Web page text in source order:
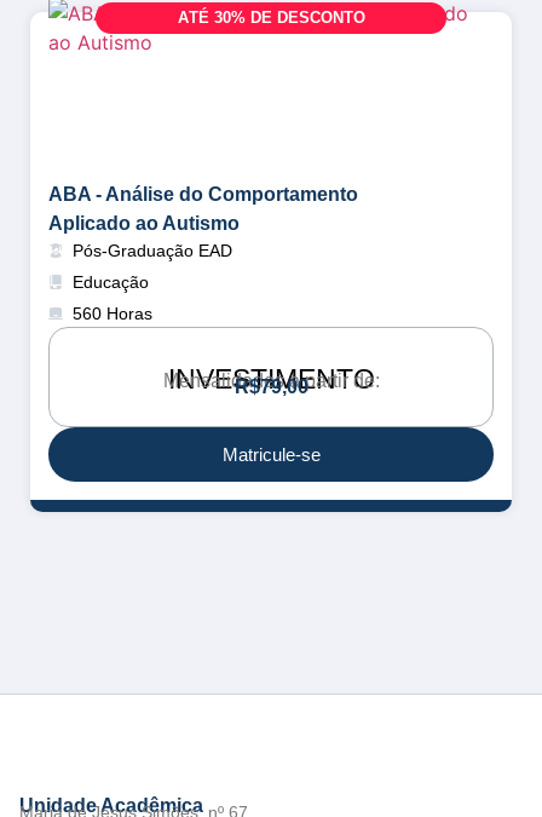
ATÉ 30% DE DESCONTO
ABA - Análise do Comportamento
Aplicado ao Autismo
Pós-Graduação EAD
Educação
560 Horas
INVESTIMENTO
Mensalidades a partir de:
R$79,00
Matricule-se
Unidade Acadêmica
Maria de Jesus Simões, nº 67